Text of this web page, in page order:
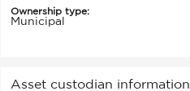
Ownership type:
Municipal
Asset custodian information